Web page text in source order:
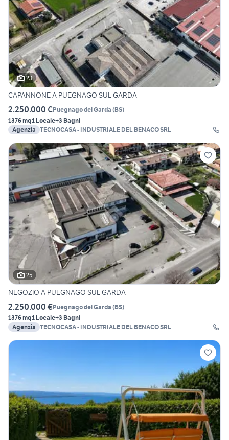
23
CAPANNONE A PUEGNAGO SUL GARDA
2.250.000 €Puegnago del Garda (BS)
1376 mq1 Locale+3 Bagni
Agenzia TECNOCASA - INDUSTRIALE DEL BENACO SRL
25
NEGOZIO A PUEGNAGO SUL GARDA
2.250.000 €Puegnago del Garda (BS)
1376 mq1 Locale+3 Bagni
Agenzia TECNOCASA - INDUSTRIALE DEL BENACO SRL